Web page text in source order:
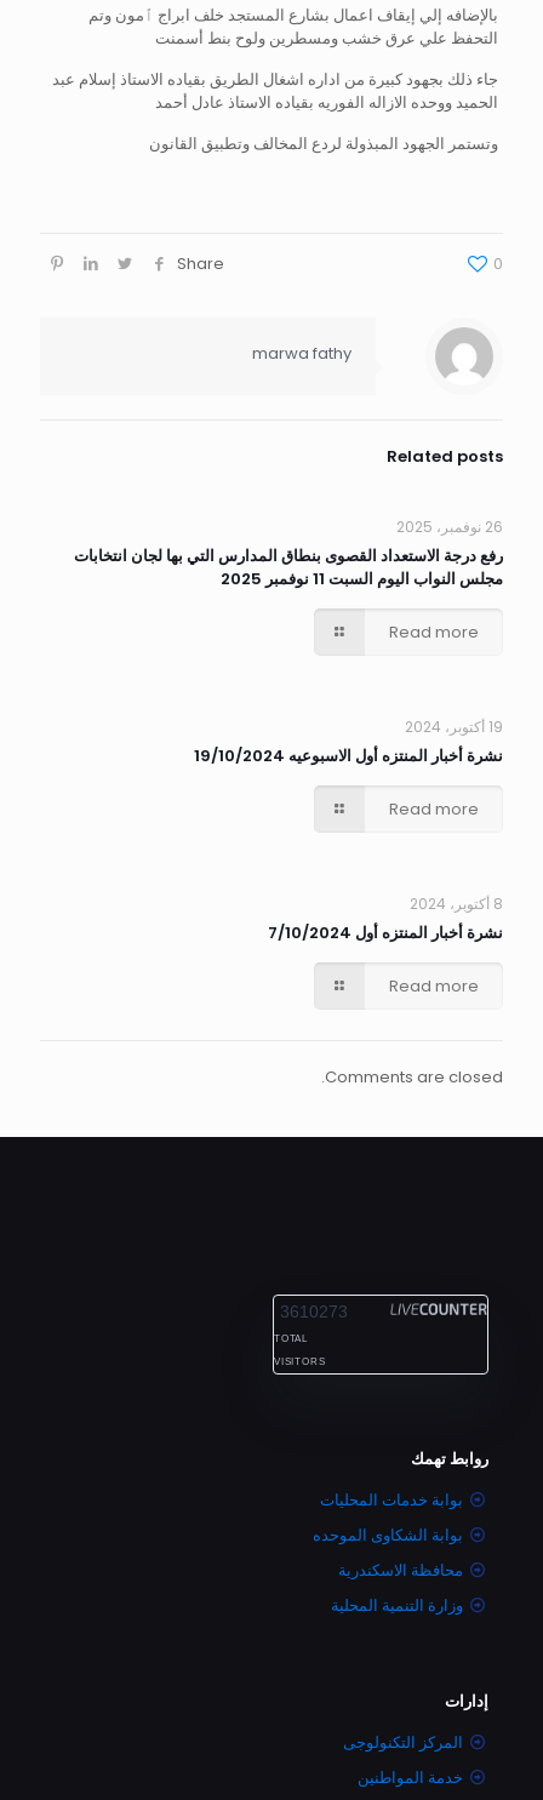
بالإضافه إلي إيقاف اعمال بشارع المستجد خلف ابراج ٱمون وتم
التحفظ علي عرق خشب ومسطرين ولوح بنط أسمنت
جاء ذلك بجهود كبيرة من اداره اشغال الطريق بقياده الاستاذ إسلام عبد
الحميد ووحده الازاله الفوريه بقياده الاستاذ عادل أحمد
وتستمر الجهود المبذولة لردع المخالف وتطبيق القانون
Share 0
marwa fathy
Related posts
26 نوفمبر، 2025
رفع درجة الاستعداد القصوى بنطاق المدارس التي بها لجان انتخابات
مجلس النواب اليوم السبت 11 نوفمبر 2025
Read more
19 أكتوبر، 2024
نشرة أخبار المنتزه أول الاسبوعيه 19/10/2024
Read more
8 أكتوبر، 2024
نشرة أخبار المنتزه أول 7/10/2024
Read more
Comments are closed.
3610273
TOTAL
VISITORS
روابط تهمك
بوابة خدمات المحليات
بوابة الشكاوى الموحده
محافظة الاسكندرية
وزارة التنمية المحلية
إدارات
المركز التكنولوجى
خدمة المواطنين